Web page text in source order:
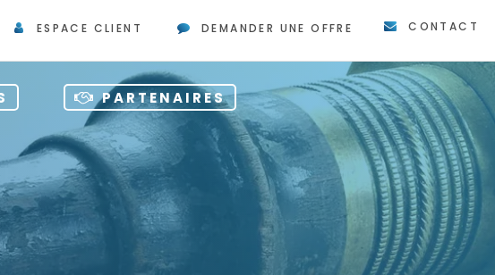
ESPACE CLIENT DEMANDER UNE OFFRE CONTACT
PARTENAIRES